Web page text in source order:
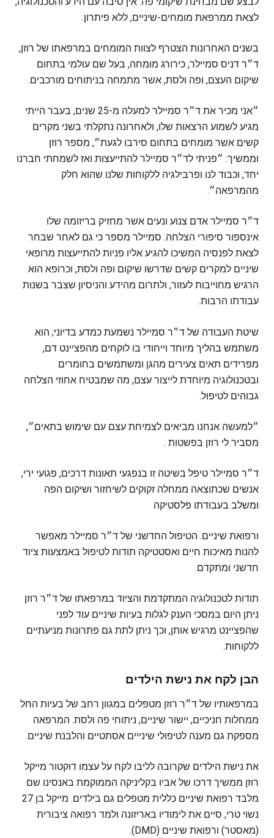
לצאת ממרפאת מומחים-שיניים, ללא פיתרון.
בשנים האחרונות הצטרף לצוות המומחים במרפאתו של רוזן,
ד״ר דניס סמיילר, כירורג מומחה, בעל שם עולמי בתחום
שיקום העצם, ופה ולסת, אשר מתמחה בניתוחים מורכבים.
״אני מכיר את ד״ר סמיילר למעלה מ-25 שנים, בעבר הייתי
מגיע לשמוע הרצאות שלו, ולאחרונה נתקלתי בשני מקרים
קשים אשר מומחים בתחום סירבו לגעת״, מספר רוזן
וממשיך: ״פניתי לד״ר סמיילר להתייעצות ואז לשמחתי חברנו
יחד, וכבוד לנו ופרבילגיה ללקוחות שלנו שהוא חלק
מהמרפאה״.
ד״ר סמיילר אדם צנוע ונעים אשר מחזיק בריזומה שלו
אינספור סיפורי הצלחה. סמיילר מספר כי גם לאחר שבחר
לצאת לפנסיה המשיכו להגיע אליו פניות להתייעצות מרופאי
שיניים למקרים קשים שדרשו שיקום ופה ולסת, וכרופא הוא
הרגיש מחוייבות לעזור, ולתרום מהידע והניסיון שצבר בשנות
עבודתו הרבות.
שיטת העבודה של ד״ר סמיילר נשמעת כמדע בדיוני; הוא
משתמש בהליך מיוחד וייחודי בו לוקחים מהפציינט דם,
מפרידים תאים צעירים מהגן ומשתמשים בחומרים
ובטכנולוגיה מיוחדת לייצור עצם, מה שמבטיח אחוזי הצלחה
גבוהים לטיפול.
״למעשה אנחנו מביאים לצמיחת עצם עם שימוש בתאים״,
מסביר לי רוזן בפשטות .
ד״ר סמיילר טיפל בשיטה זו בנפגעי תאונות דרכים, פגועי ירי,
אנשים שכתוצאה ממחלה זקוקים לשיחזור ושיקום הפה
ומשלב בעבודתו פלסטיקה
ורפואת שיניים. הטיפול החדשני של ד״ר סמיילר מאפשר
‏להנות מאיכות חיים ואסטטיקה תודות לטיפול באמצעות ציוד
חדשני ומתקדם.
תודות לטכנולוגיה המתקדמת והציוד במרפאתו של ד״ר רוזן
ניתן היום במסכי הענק לגלות בעיות שיניים עוד לפני
שהפציינט מרגיש אותן, וכך ניתן לתת גם פתרונות מניעתיים
ללקוחות.
הבן לקח את נישת הילדים
במרפאותיו של ד״ר רוזן מטפלים במגוון רחב של בעיות החל
ממחלות חניכיים, יישור שיניים, ניתוחי פה ולסת. המרפאה
מספקת גם מענה לטיפולי שינייים אסתטיים והלבנת שיניים.
את נישת הילדים שקרובה לליבו לקח על עצמו דוקטור מייקל
רוזן ממשיך דרכו של אביו בקליניקה הממוקמת באנסינו שם
מלבד רפואת שיניים כללית מטפלים גם בילדים. מייקל בן 27
נשוי טרי, סיים את לימודיו באריזונה ולמד רפואה ציבורית
(מאסטר) ורפואת שיניים (DMD).